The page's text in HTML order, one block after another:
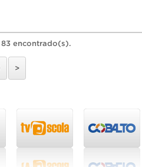
encontrado(s).
>